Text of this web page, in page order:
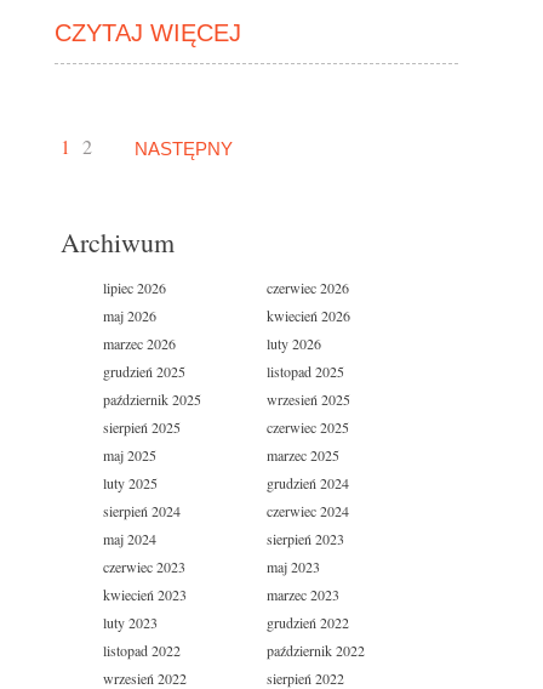
CZYTAJ WIĘCEJ
1 2 NASTĘPNY
Archiwum
lipiec 2026
czerwiec 2026
maj 2026
kwiecień 2026
marzec 2026
luty 2026
grudzień 2025
listopad 2025
październik 2025
wrzesień 2025
sierpień 2025
czerwiec 2025
maj 2025
marzec 2025
luty 2025
grudzień 2024
sierpień 2024
czerwiec 2024
maj 2024
sierpień 2023
czerwiec 2023
maj 2023
kwiecień 2023
marzec 2023
luty 2023
grudzień 2022
listopad 2022
październik 2022
wrzesień 2022
sierpień 2022